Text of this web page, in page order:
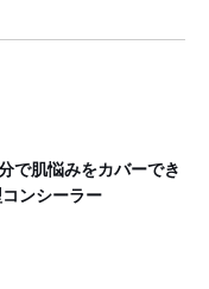
で肌悩みをカバーでき
ンシーラー